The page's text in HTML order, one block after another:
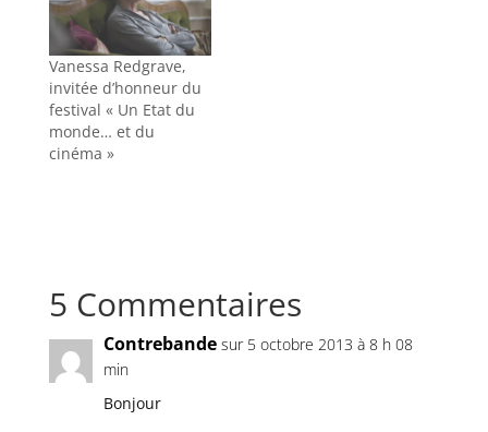
Vanessa Redgrave,
invitée d’honneur du
festival « Un Etat du
monde… et du
cinéma »
5 Commentaires
Contrebande sur 5 octobre 2013 à 8 h 08
min
Bonjour